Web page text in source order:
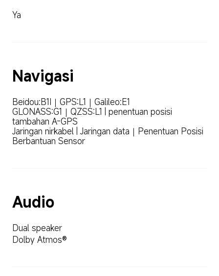
Ya
Navigasi
Beidou:B1I｜GPS:L1｜Galileo:E1
GLONASS:G1｜QZSS:L1 | penentuan posisi
tambahan A-GPS
Jaringan nirkabel | Jaringan data｜Penentuan Posisi
Berbantuan Sensor
Audio
Dual speaker
Dolby Atmos®